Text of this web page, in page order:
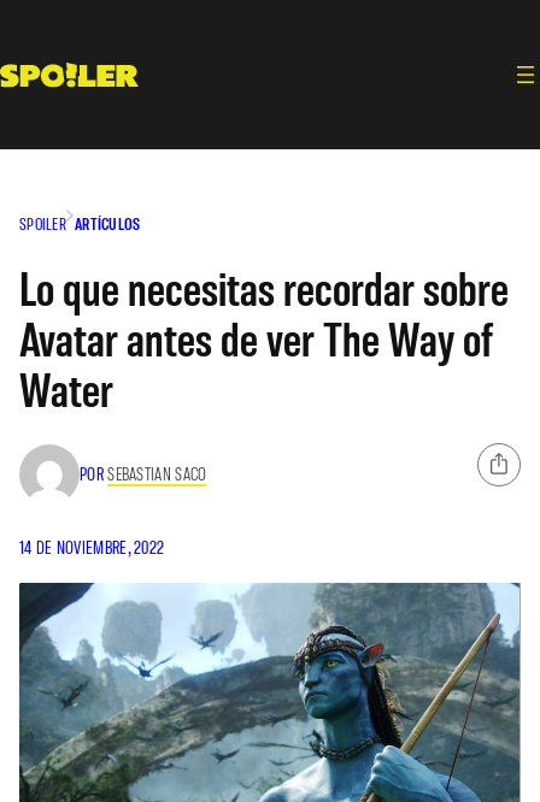
contenido
SPOILER ARTÍCULOS
Lo que necesitas recordar sobre
Avatar antes de ver The Way of
Water
PORSEBASTIAN SACO
14 DE NOVIEMBRE, 2022